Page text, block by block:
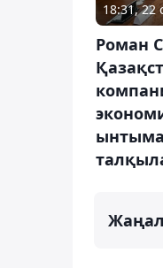
18:31, 22
Роман